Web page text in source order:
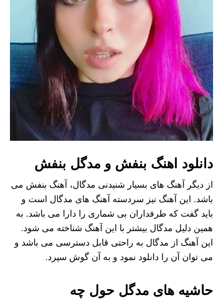
دانلود اهنگ بنفش و مدگل بنفش
از دیگر آهنگ های بسیار شنیدنی مدگال، آهنگ بنفش می
باشد. این آهنگ نیز سردسته آهنگ های مدگال است و
باید گفت که طرفداران بی شماری را دارا می باشد. به
همین دلیل مدگال بیشتر با این آهنگ شناخته می شود.
این آهنگ از مدگال به راحتی قابل دسترسی می باشد و
می توان آن را دانلود نمود و به آن گوش سپرد.
حاشیه های مدگل حول چه